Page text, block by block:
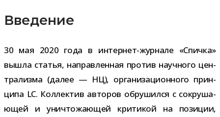
Введение
30 мая 2020 года в интернет-​журнале «Спичка»
вышла ста­тья, направ­лен­ная про­тив науч­ного цен­
тра­лизма (далее — НЦ), орга­ни­за­ци­он­ного прин­
ципа LC. Коллектив авто­ров обру­шился с сокру­ша­
ю­щей и уни­что­жа­ю­щей кри­ти­кой на пози­ции,